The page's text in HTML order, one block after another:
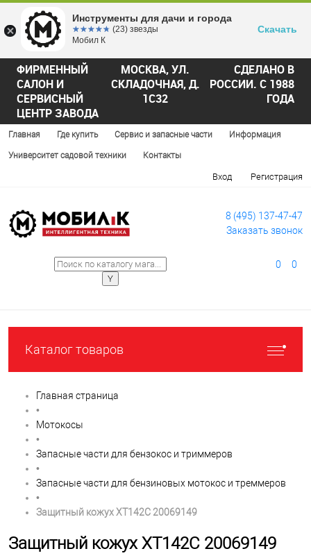
ФИРМЕННЫЙ
САЛОН И
СЕРВИСНЫЙ
ЦЕНТР ЗАВОДА
МОСКВА, УЛ.
СКЛАДОЧНАЯ, Д.
1С32
СДЕЛАНО В
РОССИИ. С 1988
ГОДА
Главная Где купить Сервис и запасные части Информация
Университет садовой техники Контакты
Вход Регистрация
8 (495) 137-47-47
Заказать звонок
0 0
Каталог товаров
Главная страница
•
Мотокосы
•
Запасные части для бензокос и триммеров
•
Запасные части для бензиновых мотокос и треммеров
•
Защитный кожух XT142C 20069149
Защитный кожух XT142C 20069149
Инструменты для дачи и города
☆☆☆☆☆
★★★★★ (23) звезды
Мобил К
Скачать